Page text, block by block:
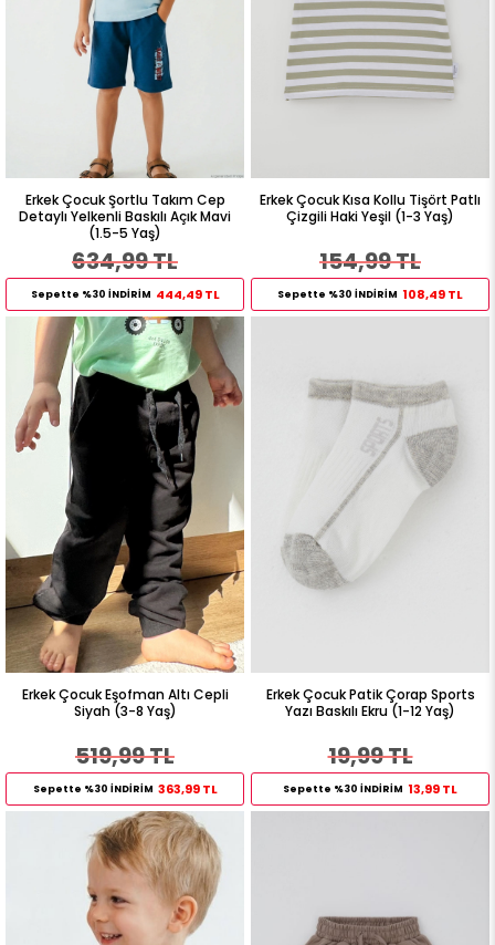
Erkek Çocuk Şortlu Takım Cep
Detaylı Yelkenli Baskılı Açık Mavi
(1.5-5 Yaş)
634,99 TL
Sepette %30 İNDİRİM 444,49 TL
Erkek Çocuk Kısa Kollu Tişört Patlı
Çizgili Haki Yeşil (1-3 Yaş)
154,99 TL
Sepette %30 İNDİRİM 108,49 TL
Erkek Çocuk Eşofman Altı Cepli
Siyah (3-8 Yaş)
519,99 TL
Sepette %30 İNDİRİM 363,99 TL
Erkek Çocuk Patik Çorap Sports
Yazı Baskılı Ekru (1-12 Yaş)
19,99 TL
Sepette %30 İNDİRİM 13,99 TL